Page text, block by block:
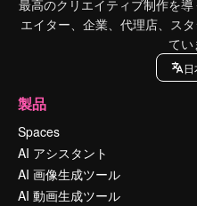
最高のクリエイティブ制作を
エイター、企業、代理店、ス
てい
製品
Spaces
AI アシスタント
AI 画像生成ツール
AI 動画生成ツール